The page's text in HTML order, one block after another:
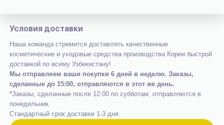
Условия доставки
Наша команда стремится доставлять качественные
косметические и уходовые средства производства Кореи быстрой
доставкой по всему Узбекистану!
Мы отправляем ваши покупки 6 дней в неделю. Заказы,
сделанные до 15:00, отправляются в этот же день.
*Заказы, сделанные после 12:00 по субботам, отправляются в
понедельник.
Стандартный срок доставки 1-3 дня.